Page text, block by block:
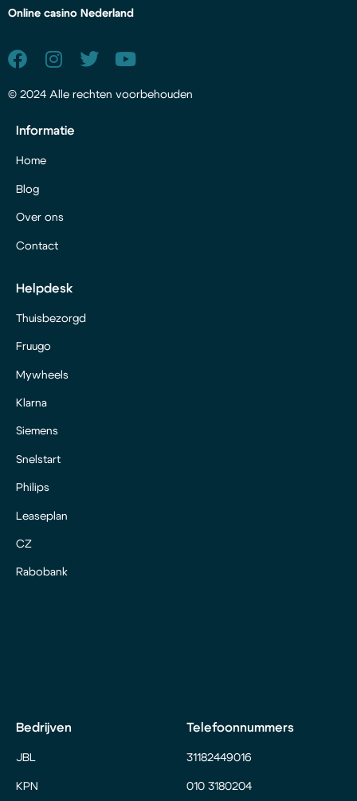
Online casino Nederland
© 2024 Alle rechten voorbehouden
Informatie
Home
Blog
Over ons
Contact
Helpdesk
Thuisbezorgd
Fruugo
Mywheels
Klarna
Siemens
Snelstart
Philips
Leaseplan
CZ
Rabobank
Bedrijven
JBL
KPN
Telefoonnummers
31182449016
010 3180204